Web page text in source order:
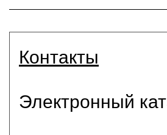
Контакты
Электронный